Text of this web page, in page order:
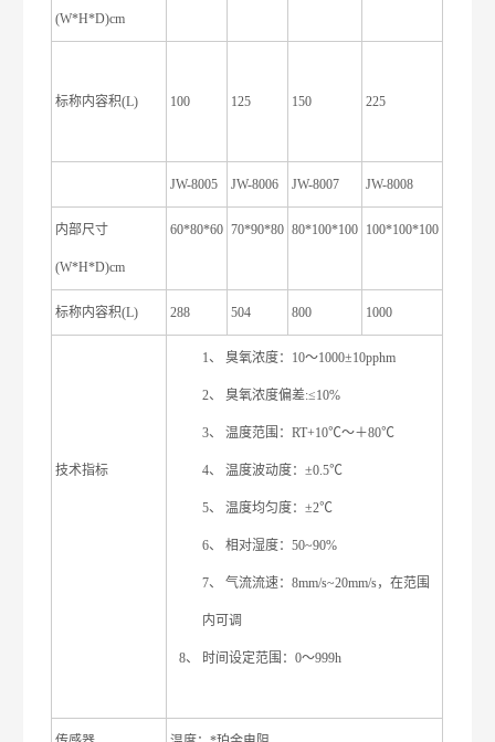
(W*H*D)cm
标称内容积(L) 100 125 150 225
JW-8005 JW-8006 JW-8007 JW-8008
内部尺寸
(W*H*D)cm
60*80*60 70*90*80 80*100*100 100*100*100
标称内容积(L) 288 504 800 1000
技术指标
1、 臭氧浓度：10～1000±10pphm
2、 臭氧浓度偏差:≤10%
3、 温度范围：RT+10℃～＋80℃
4、 温度波动度：±0.5℃
5、 温度均匀度：±2℃
6、 相对湿度：50~90%
7、 气流流速：8mm/s~20mm/s，在范围
内可调
8、 时间设定范围：0～999h